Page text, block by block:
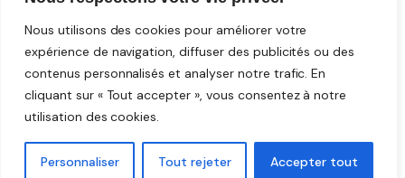
Nous utilisons des cookies pour améliorer votre
expérience de navigation, diffuser des publicités ou des
contenus personnalisés et analyser notre trafic. En
cliquant sur « Tout accepter », vous consentez à notre
utilisation des cookies.
Personnaliser Tout rejeter Accepter tout
Plan du site
Conformité RGAA : Partielle
©2026 Credo.